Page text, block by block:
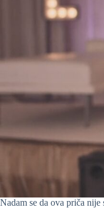
Nadam se da ova priča